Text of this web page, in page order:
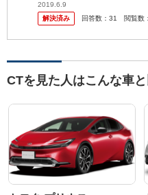
良いのに。言い方悪いですが。
2019.6.9
解決済み
回答数： 31 閲覧数：
CTを見た人はこんな車